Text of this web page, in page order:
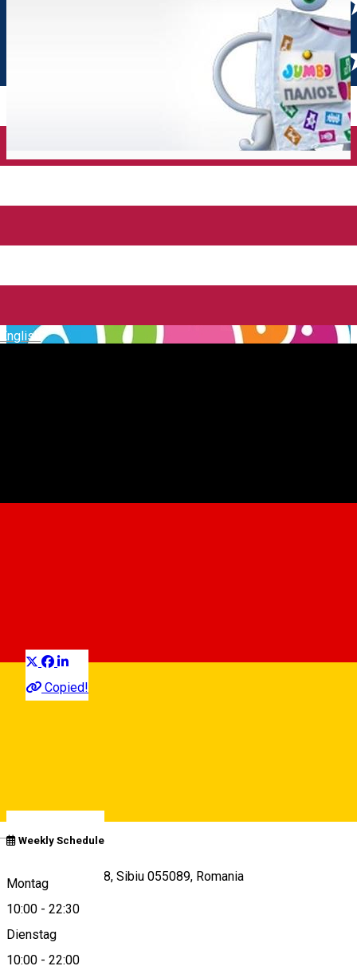
English
Deutsch
Copied!
10:00 - 22:00
Weekly Schedule
Montag
10:00 - 22:30
Dienstag
10:00 - 22:00
Calea Șurii Mari 38, Sibiu 055089, Romania
View on map